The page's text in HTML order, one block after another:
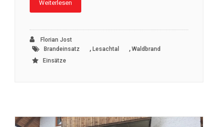
Weiterlesen
Florian Jost
Brandeinsatz
, Lesachtal , Waldbrand
Einsätze